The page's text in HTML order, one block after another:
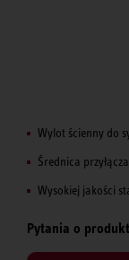
Wylot ścienny do
Średnica
Wysokiej jakości
Pytania o